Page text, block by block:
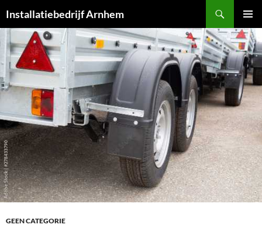
naar
inhoud
Installatiebedrijf Arnhem
MENU
GEEN CATEGORIE